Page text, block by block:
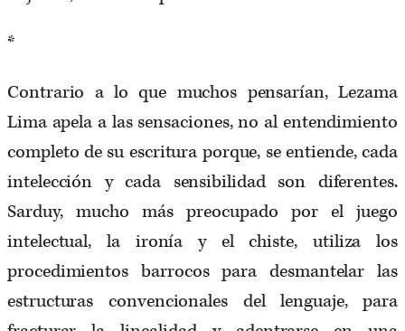
*
Contrario a lo que muchos pensarían, Lezama
Lima apela a las sensaciones, no al entendimiento
completo de su escritura porque, se entiende, cada
intelección y cada sensibilidad son diferentes.
Sarduy, mucho más preocupado por el juego
intelectual, la ironía y el chiste, utiliza los
procedimientos barrocos para desmantelar las
estructuras convencionales del lenguaje, para